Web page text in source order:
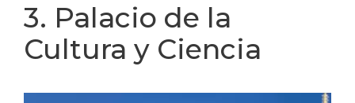
3. Palacio de la
Cultura y Ciencia